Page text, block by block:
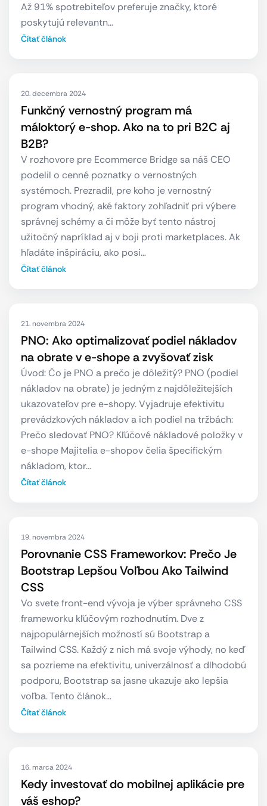
Až 91% spotrebiteľov preferuje značky, ktoré
poskytujú relevantn…
Čítať článok
20. decembra 2024
Funkčný vernostný program má
máloktorý e-shop. Ako na to pri B2C aj
B2B?
V rozhovore pre Ecommerce Bridge sa náš CEO
podelil o cenné poznatky o vernostných
systémoch. Prezradil, pre koho je vernostný
program vhodný, aké faktory zohľadniť pri výbere
správnej schémy a či môže byť tento nástroj
užitočný napríklad aj v boji proti marketplaces. Ak
hľadáte inšpiráciu, ako posi…
Čítať článok
21. novembra 2024
PNO: Ako optimalizovať podiel nákladov
na obrate v e-shope a zvyšovať zisk
Úvod: Čo je PNO a prečo je dôležitý? PNO (podiel
nákladov na obrate) je jedným z najdôležitejších
ukazovateľov pre e-shopy. Vyjadruje efektivitu
prevádzkových nákladov a ich podiel na tržbách:
Prečo sledovať PNO? Kľúčové nákladové položky v
e-shope Majitelia e-shopov čelia špecifickým
nákladom, ktor…
Čítať článok
19. novembra 2024
Porovnanie CSS Frameworkov: Prečo Je
Bootstrap Lepšou Voľbou Ako Tailwind
CSS
Vo svete front-end vývoja je výber správneho CSS
frameworku kľúčovým rozhodnutím. Dve z
najpopulárnejších možností sú Bootstrap a
Tailwind CSS. Každý z nich má svoje výhody, no keď
sa pozrieme na efektivitu, univerzálnosť a dlhodobú
podporu, Bootstrap sa jasne ukazuje ako lepšia
voľba. Tento článok…
Čítať článok
16. marca 2024
Kedy investovať do mobilnej aplikácie pre
váš eshop?